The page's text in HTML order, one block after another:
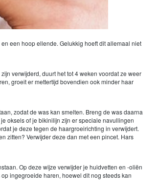
een hoop ellende. Gelukkig hoeft dit allemaal niet
verwijderd, duurt het tot 4 weken voordat ze weer
groeit er mettertijd bovendien ook minder haar
zodat de was kan smelten. Breng de was daarna
oksels of je bikinilijn zijn er speciale navullingen
je deze tegen de haargroeirichting in verwijdert.
zitten? Verwijder deze dan met een pincet. Hars
Op deze wijze verwijder je huidvetten en -oliën
ingegroeide haren, hoewel dit nog steeds kan